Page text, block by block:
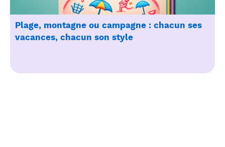
Plage, montagne ou campagne : chacun ses
vacances, chacun son style